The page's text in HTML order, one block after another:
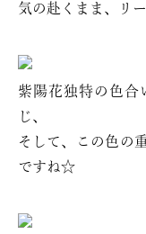
気の赴くまま、リ
紫陽花独特の色合
じ、
そして、この色の
ですね☆